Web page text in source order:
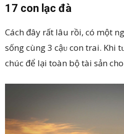
17 con lạc đà
Cách đây rất lâu rồi, có một
sống cùng 3 cậᴜ con trai. Khi
chúc để lại toàn bộ tài sản